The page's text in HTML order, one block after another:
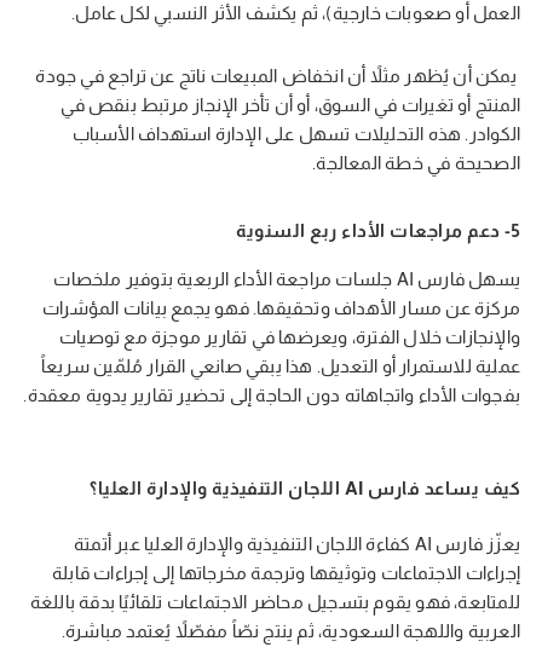
العمل أو صعوبات خارجية)، ثم يكشف الأثر النسبي لكل عامل.
يمكن أن يُظهر مثلاً أن انخفاض المبيعات ناتج عن تراجع في جودة
المنتج أو تغيرات في السوق، أو أن تأخر الإنجاز مرتبط بنقص في
الكوادر. هذه التحليلات تسهل على الإدارة استهداف الأسباب
الصحيحة في خطة المعالجة.
5- دعم مراجعات الأداء ربع السنوية
يسهل فارس AI جلسات مراجعة الأداء الربعية بتوفير ملخصات
مركزة عن مسار الأهداف وتحقيقها. فهو يجمع بيانات المؤشرات
والإنجازات خلال الفترة، ويعرضها في تقارير موجزة مع توصيات
عملية للاستمرار أو التعديل. هذا يبقي صانعي القرار مُلمّين سريعاً
بفجوات الأداء واتجاهاته دون الحاجة إلى تحضير تقارير يدوية معقدة.
كيف يساعد فارس AI اللجان التنفيذية والإدارة العليا؟
يعزّز فارس AI كفاءة اللجان التنفيذية والإدارة العليا عبر أتمتة
إجراءات الاجتماعات وتوثيقها وترجمة مخرجاتها إلى إجراءات قابلة
للمتابعة، فهو يقوم بتسجيل محاضر الاجتماعات تلقائيًا بدقة باللغة
العربية واللهجة السعودية، ثم ينتج نصّاً مفصّلاً يُعتمد مباشرة.